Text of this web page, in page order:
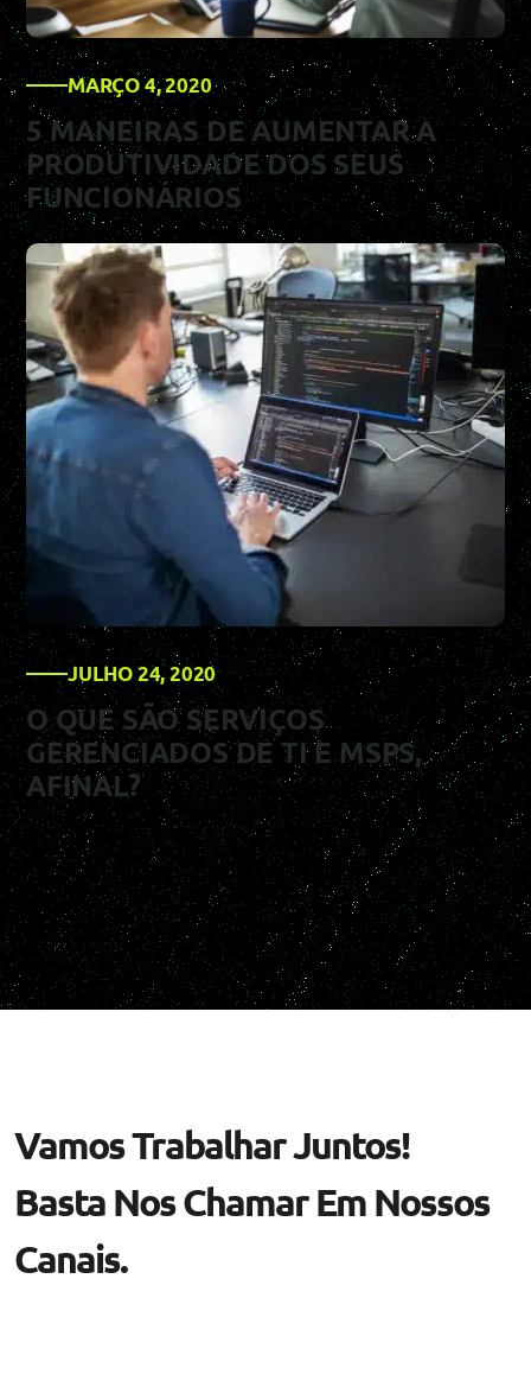
MARÇO 4, 2020
5 MANEIRAS DE AUMENTAR A
PRODUTIVIDADE DOS SEUS
FUNCIONÁRIOS
JULHO 24, 2020
O QUE SÃO SERVIÇOS
GERENCIADOS DE TI E MSPS,
AFINAL?
Vamos Trabalhar Juntos!
Basta Nos Chamar Em Nossos
Canais.